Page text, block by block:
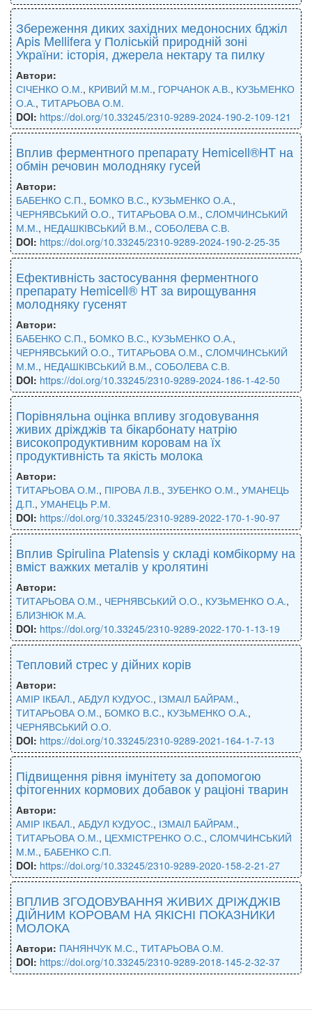
Збереження диких західних медоносних бджіл
Apis Mellifera у Поліській природній зоні
України: історія, джерела нектару та пилку
Автори:
СІЧЕНКО О.М., КРИВИЙ М.М., ГОРЧАНОК А.В., КУЗЬМЕНКО
О.А., ТИТАРЬОВА О.М.
DOI: https://doi.org/10.33245/2310-9289-2024-190-2-109-121
Вплив ферментного препарату Hemicell®HT на
обмін речовин молодняку гусей
Автори:
БАБЕНКО С.П., БОМКО В.С., КУЗЬМЕНКО О.А.,
ЧЕРНЯВСЬКИЙ О.О., ТИТАРЬОВА О.М., СЛОМЧИНСЬКИЙ
М.М., НЕДАШКІВСЬКИЙ В.М., СОБОЛЕВА С.В.
DOI: https://doi.org/10.33245/2310-9289-2024-190-2-25-35
Ефективність застосування ферментного
препарату Hemicell® HT за вирощування
молодняку гусенят
Автори:
БАБЕНКО С.П., БОМКО В.С., КУЗЬМЕНКО О.А.,
ЧЕРНЯВСЬКИЙ О.О., ТИТАРЬОВА О.М., СЛОМЧИНСЬКИЙ
М.М., НЕДАШКІВСЬКИЙ В.М., СОБОЛЕВА С.В.
DOI: https://doi.org/10.33245/2310-9289-2024-186-1-42-50
Порівняльна оцінка впливу згодовування
живих дріжджів та бікарбонату натрію
високопродуктивним коровам на їх
продуктивність та якість молока
Автори:
ТИТАРЬОВА О.М., ПІРОВА Л.В., ЗУБЕНКО О.М., УМАНЕЦЬ
Д.П., УМАНЕЦЬ Р.М.
DOI: https://doi.org/10.33245/2310-9289-2022-170-1-90-97
Вплив Spirulina Platensis у складі комбікорму на
вміст важких металів у кролятині
Автори:
ТИТАРЬОВА О.М., ЧЕРНЯВСЬКИЙ О.О., КУЗЬМЕНКО О.А.,
БЛИЗНЮК М.А.
DOI: https://doi.org/10.33245/2310-9289-2022-170-1-13-19
Тепловий стрес у дійних корів
Автори:
АМІР ІКБАЛ., АБДУЛ КУДУОС., ІЗМАІЛ БАЙРАМ.,
ТИТАРЬОВА О.М., БОМКО В.С., КУЗЬМЕНКО О.А.,
ЧЕРНЯВСЬКИЙ О.О.
DOI: https://doi.org/10.33245/2310-9289-2021-164-1-7-13
Підвищення рівня імунітету за допомогою
фітогенних кормових добавок у раціоні тварин
Автори:
АМІР ІКБАЛ., АБДУЛ КУДУОС., ІЗМАІЛ БАЙРАМ.,
ТИТАРЬОВА О.М., ЦЕХМІСТРЕНКО О.С., СЛОМЧИНСЬКИЙ
М.М., БАБЕНКО С.П.
DOI: https://doi.org/10.33245/2310-9289-2020-158-2-21-27
ВПЛИВ ЗГОДОВУВАННЯ ЖИВИХ ДРІЖДЖІВ
ДІЙНИМ КОРОВАМ НА ЯКІСНІ ПОКАЗНИКИ
МОЛОКА
Автори: ПАНЯНЧУК М.С., ТИТАРЬОВА О.М.
DOI: https://doi.org/10.33245/2310-9289-2018-145-2-32-37